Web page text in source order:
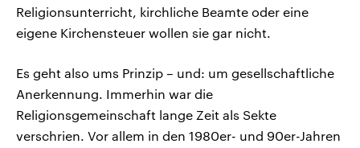
Religionsunterricht, kirchliche Beamte oder eine
eigene Kirchensteuer wollen sie gar nicht.
Es geht also ums Prinzip – und: um gesellschaftliche
Anerkennung. Immerhin war die
Religionsgemeinschaft lange Zeit als Sekte
verschrien. Vor allem in den 1980er- und 90er-Jahren